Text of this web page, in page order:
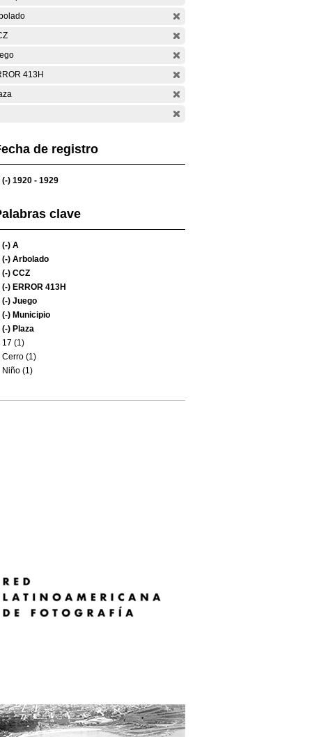
413H
de registro
(-) 1920 - 1929
clave
(-) A
(-) Arbolado
(-) CCZ
(-) ERROR 413H
(-) Juego
(-) Municipio
(-) Plaza
17 (1)
Cerro (1)
Niño (1)